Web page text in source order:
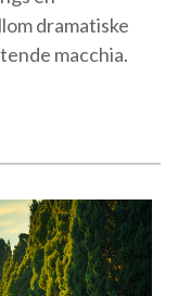
dramatiske
macchia.